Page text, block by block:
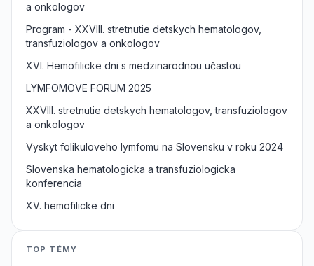
a onkologov
Program - XXVIII. stretnutie detskych hematologov,
transfuziologov a onkologov
XVI. Hemofilicke dni s medzinarodnou učastou
LYMFOMOVE FORUM 2025
XXVIII. stretnutie detskych hematologov, transfuziologov
a onkologov
Vyskyt folikuloveho lymfomu na Slovensku v roku 2024
Slovenska hematologicka a transfuziologicka
konferencia
XV. hemofilicke dni
TOP TÉMY